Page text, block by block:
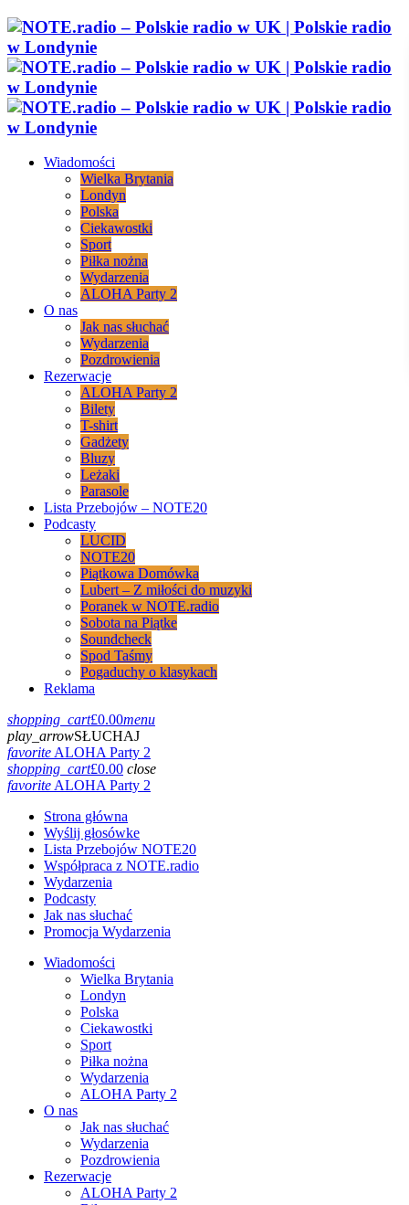
Wiadomości
Wielka Brytania
Londyn
Polska
Ciekawostki
Sport
Piłka nożna
Wydarzenia
ALOHA Party 2
O nas
Jak nas słuchać
Wydarzenia
Pozdrowienia
Rezerwacje
ALOHA Party 2
Bilety
T-shirt
Gadżety
Bluzy
Leżaki
Parasole
Lista Przebojów – NOTE20
Podcasty
LUCID
NOTE20
Piątkowa Domówka
Lubert – Z miłości do muzyki
Poranek w NOTE.radio
Sobota na Piątke
Soundcheck
Spod Taśmy
Pogaduchy o klasykach
Reklama
shopping_cart£0.00menu
play_arrowSŁUCHAJ
favoriteALOHA Party 2
shopping_cart£0.00 close
favoriteALOHA Party 2
Strona główna
Wyślij głosówke
Lista Przebojów NOTE20
Współpraca z NOTE.radio
Wydarzenia
Podcasty
Jak nas słuchać
Promocja Wydarzenia
Wiadomości
Wielka Brytania
Londyn
Polska
Ciekawostki
Sport
Piłka nożna
Wydarzenia
ALOHA Party 2
O nas
Jak nas słuchać
Wydarzenia
Pozdrowienia
Rezerwacje
ALOHA Party 2